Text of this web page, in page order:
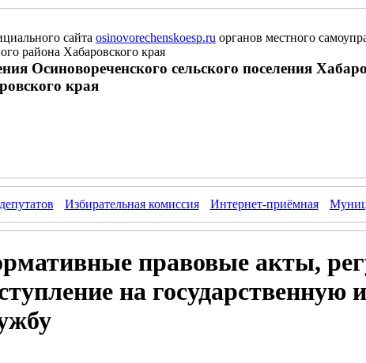
сайта osinovorechenskoesp.ru органов местного
района Хабаровского края
Осиновореченского сельского поселения
края
Избирательная комиссия Интернет-приёмная
правовые акты,
на